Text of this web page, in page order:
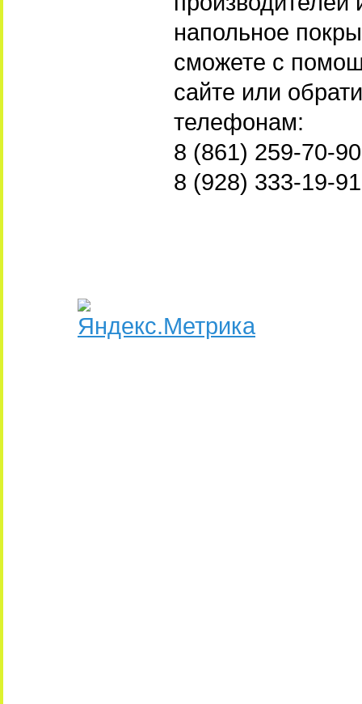
напольное
сможете с
сайте или
телефонам:
8 (861) 259-70-
8 (928) 333-19-